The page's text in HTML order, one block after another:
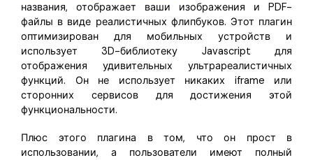
названия, отображает ваши изображения и PDF-
файлы в виде реалистичных флипбуков. Этот плагин
оптимизирован для мобильных устройств и
использует 3D-библиотеку Javascript для
отображения удивительных ультрареалистичных
функций. Он не использует никаких iframe или
сторонних сервисов для достижения этой
функциональности.
Плюс этого плагина в том, что он прост в
использовании, а пользователи имеют полный